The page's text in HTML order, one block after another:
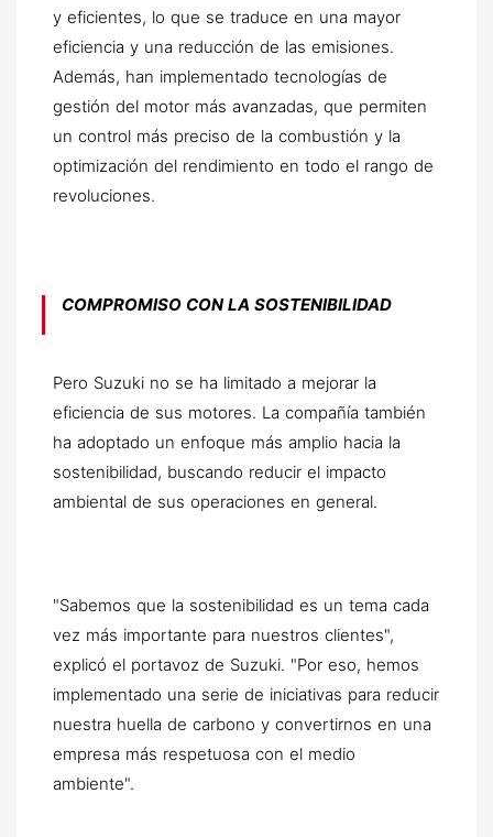
y eficientes, lo que se traduce en una mayor
eficiencia y una reducción de las emisiones.
Además, han implementado tecnologías de
gestión del motor más avanzadas, que permiten
un control más preciso de la combustión y la
optimización del rendimiento en todo el rango de
revoluciones.
COMPROMISO CON LA SOSTENIBILIDAD
Pero Suzuki no se ha limitado a mejorar la
eficiencia de sus motores. La compañía también
ha adoptado un enfoque más amplio hacia la
sostenibilidad, buscando reducir el impacto
ambiental de sus operaciones en general.
"Sabemos que la sostenibilidad es un tema cada
vez más importante para nuestros clientes",
explicó el portavoz de Suzuki. "Por eso, hemos
implementado una serie de iniciativas para reducir
nuestra huella de carbono y convertirnos en una
empresa más respetuosa con el medio
ambiente".